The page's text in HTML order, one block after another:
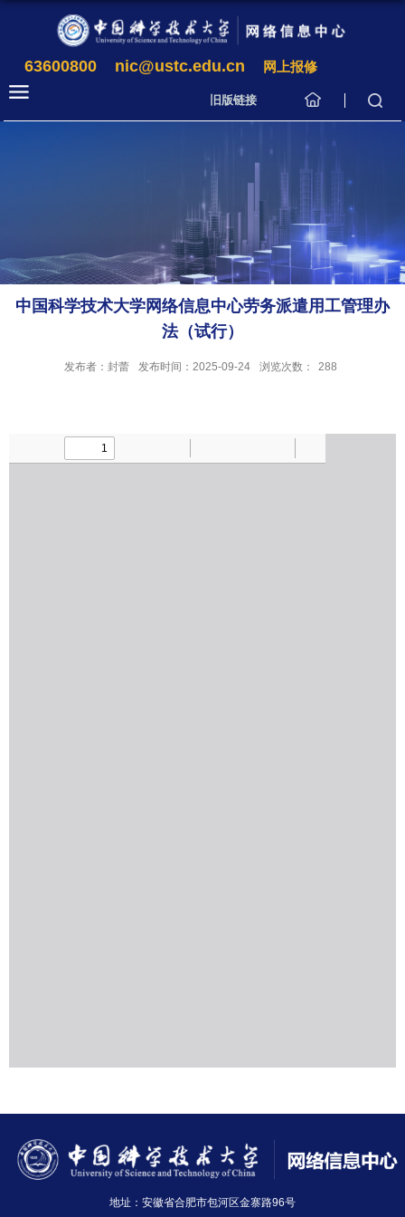
63600800 nic@ustc.edu.cn 网上报修
旧版链接
中国科学技术大学网络信息中心劳务派遣用工管理办
法（试行）
发布者：封蕾 发布时间：2025-09-24 浏览次数： 288
地址：安徽省合肥市包河区金寨路96号